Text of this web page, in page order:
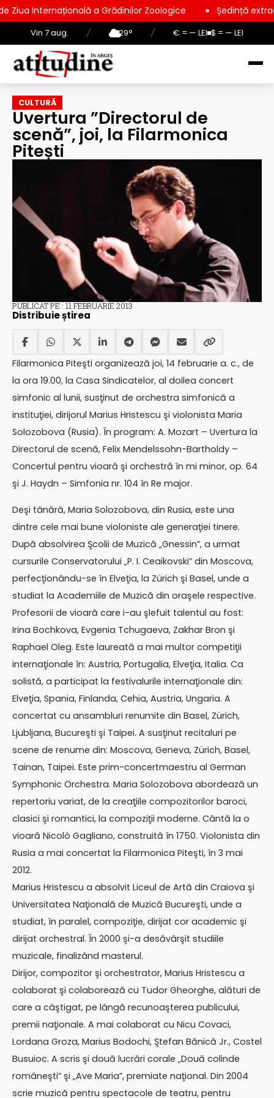
Vin 7 aug. / 29° / € = — LEI $ = — LEI
a Grădinilor Zoologice Ședință extraordinară la
CULTURĂ
Uvertura ”Directorul de
scenă”, joi, la Filarmonica
Pitești
PUBLICAT PE : 11 FEBRUARIE 2013
Distribuie știrea
Filarmonica Piteşti organizează joi, 14 februarie a. c., de
la ora 19.00, la Casa Sindicatelor, al doilea concert
simfonic al lunii, susţinut de orchestra simfonică a
instituţiei, dirijorul Marius Hristescu şi violonista Maria
Solozobova (Rusia). În program: A. Mozart – Uvertura la
Directorul de scenă, Felix Mendelssohn-Bartholdy –
Concertul pentru vioară şi orchestră în mi minor, op. 64
şi J. Haydn – Simfonia nr. 104 în Re major.
Deşi tânără, Maria Solozobova, din Rusia, este una
dintre cele mai bune violoniste ale generaţiei tinere.
După absolvirea Şcolii de Muzică „Gnessin”, a urmat
cursurile Conservatorului „P. I. Ceaikovski” din Moscova,
perfecţionându-se în Elveţia, la Zürich şi Basel, unde a
studiat la Academiile de Muzică din oraşele respective.
Profesorii de vioară care i-au şlefuit talentul au fost:
Irina Bochkova, Evgenia Tchugaeva, Zakhar Bron şi
Raphael Oleg. Este laureată a mai multor competiţii
internaţionale în: Austria, Portugalia, Elveţia, Italia. Ca
solistă, a participat la festivalurile internaţionale din:
Elveţia, Spania, Finlanda, Cehia, Austria, Ungaria. A
concertat cu ansambluri renumite din Basel, Zürich,
Ljubljana, Bucureşti şi Taipei. A susţinut recitaluri pe
scene de renume din: Moscova, Geneva, Zürich, Basel,
Tainan, Taipei. Este prim-concertmaestru al German
Symphonic Orchestra. Maria Solozobova abordează un
repertoriu variat, de la creaţiile compozitorilor baroci,
clasici şi romantici, la compoziţii moderne. Cântă la o
vioară Nicolò Gagliano, construită în 1750. Violonista din
Rusia a mai concertat la Filarmonica Piteşti, în 3 mai
2012.
Marius Hristescu a absolvit Liceul de Artă din Craiova şi
Universitatea Naţională de Muzică Bucureşti, unde a
studiat, în paralel, compoziţie, dirijat cor academic şi
dirijat orchestral. În 2000 şi-a desăvârşit studiile
muzicale, finalizând masterul.
Dirijor, compozitor şi orchestrator, Marius Hristescu a
colaborat şi colaborează cu Tudor Gheorghe, alături de
care a câştigat, pe lângă recunoaşterea publicului,
premii naţionale. A mai colaborat cu Nicu Covaci,
Lordana Groza, Marius Bodochi, Ştefan Bănică Jr., Costel
Busuioc. A scris şi două lucrări corale „Două colinde
româneşti” şi „Ave Maria”, premiate naţional. Din 2004
scrie muzică pentru spectacole de teatru, pentru